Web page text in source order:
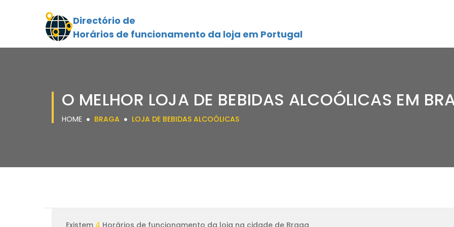
Directório de
Horários de funcionamento da loja em Portugal
O MELHOR LOJA DE BEBIDAS ALCOÓLICAS EM
HOME BRAGA LOJA DE BEBIDAS ALCOÓLICAS
Existem 4 Horários de funcionamento da loja na cidade de Braga